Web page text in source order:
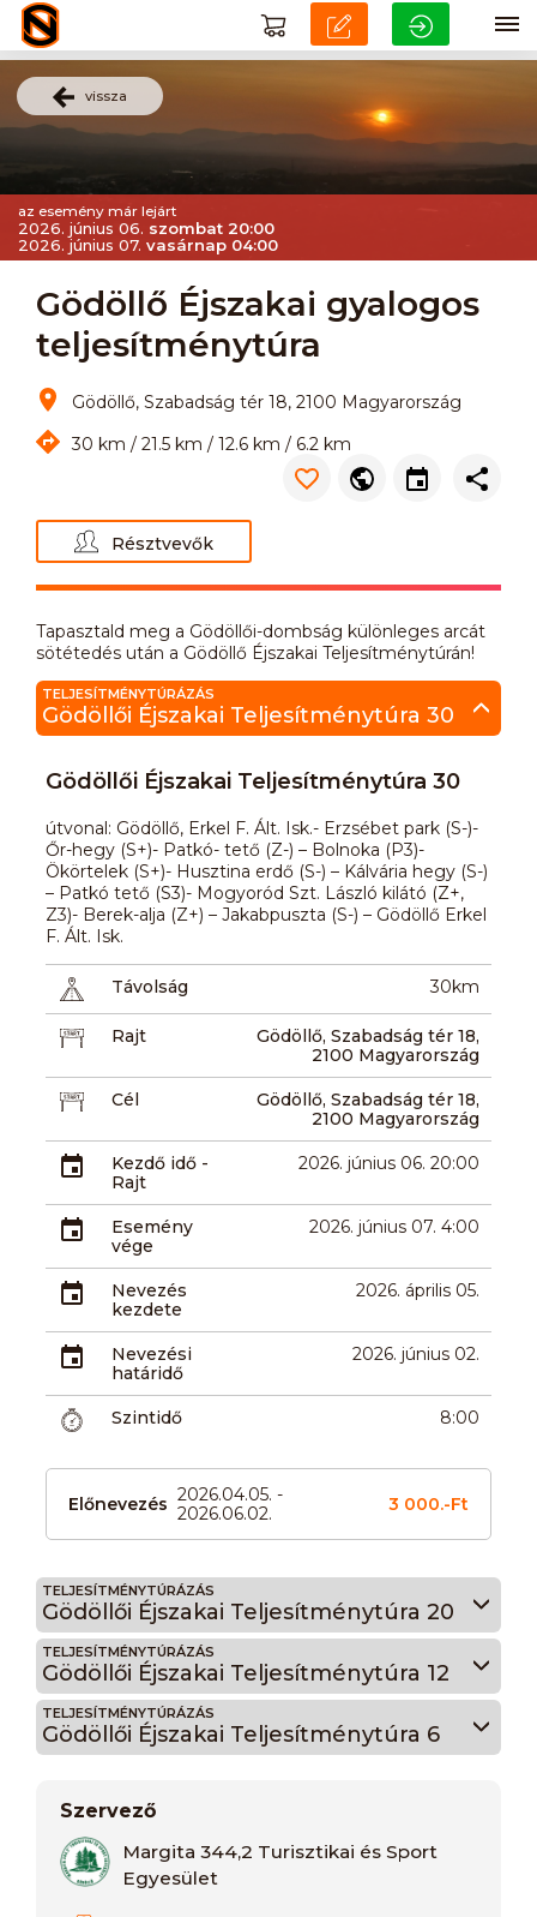
vissza
az esemény már lejárt
2026. június 06. szombat 20:00
2026. június 07. vasárnap 04:00
Gödöllő Éjszakai gyalogos
teljesítménytúra
Gödöllő, Szabadság tér 18, 2100 Magyarország
30 km / 21.5 km / 12.6 km / 6.2 km
Résztvevők
Tapasztald meg a Gödöllői-dombság különleges arcát
sötétedés után a Gödöllő Éjszakai Teljesítménytúrán!
TELJESÍTMÉNYTÚRÁZÁS
Gödöllői Éjszakai Teljesítménytúra 30
Gödöllői Éjszakai Teljesítménytúra 30
útvonal: Gödöllő, Erkel F. Ált. Isk.- Erzsébet park (S-)-
Őr-hegy (S+)- Patkó- tető (Z-) – Bolnoka (P3)-
Ökörtelek (S+)- Husztina erdő (S-) – Kálvária hegy (S-)
– Patkó tető (S3)- Mogyoród Szt. László kilátó (Z+,
Z3)- Berek-alja (Z+) – Jakabpuszta (S-) – Gödöllő Erkel
F. Ált. Isk.
Távolság 30km
Rajt
Gödöllő, Szabadság tér 18,
2100 Magyarország
Cél
Gödöllő, Szabadság tér 18,
2100 Magyarország
Kezdő idő -
Rajt
2026. június 06. 20:00
Esemény
vége
2026. június 07. 4:00
Nevezés
kezdete
2026. április 05.
Nevezési
határidő
2026. június 02.
Szintidő 8:00
Előnevezés 2026.04.05. -
2026.06.02.
3 000.-Ft
TELJESÍTMÉNYTÚRÁZÁS
Gödöllői Éjszakai Teljesítménytúra 20
TELJESÍTMÉNYTÚRÁZÁS
Gödöllői Éjszakai Teljesítménytúra 12
TELJESÍTMÉNYTÚRÁZÁS
Gödöllői Éjszakai Teljesítménytúra 6
Szervező
Margita 344,2 Turisztikai és Sport
Egyesület